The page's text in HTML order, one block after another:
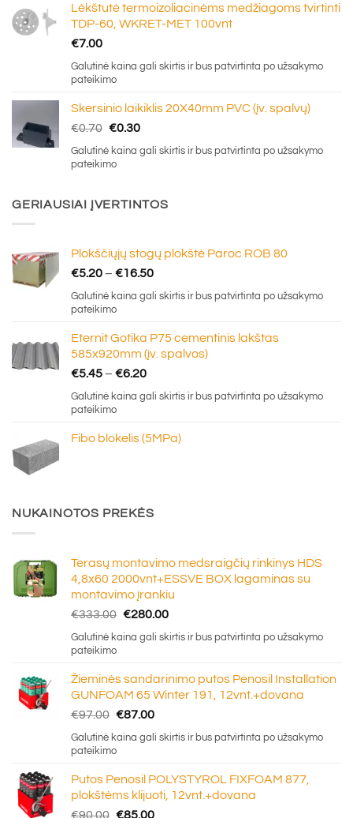
Lėkštutė termoizoliacinėms medžiagoms tvirtinti
TDP-60, WKRET-MET 100vnt
€7.00
Galutinė kaina gali skirtis ir bus patvirtinta po užsakymo
pateikimo
Skersinio laikiklis 20X40mm PVC (įv. spalvų)
€0.70 Original
price
was:
€0.30Current
price
is:
Galutinė kaina gali skirtis ir bus patvirtinta po užsakymo
pateikimo
GERIAUSIAI ĮVERTINTOS
Plokščiųjų stogų plokštė Paroc ROB 80
€5.20 – €16.50Price
range:
€16.50
Galutinė kaina gali skirtis ir bus patvirtinta po užsakymo
pateikimo
Eternit Gotika P75 cementinis lakštas
585x920mm (įv. spalvos)
€5.45 – €6.20Price
range:
€6.20
Galutinė kaina gali skirtis ir bus patvirtinta po užsakymo
pateikimo
Fibo blokelis (5MPa)
NUKAINOTOS PREKĖS
Terasų montavimo medsraigčių rinkinys HDS
4,8x60 2000vnt+ESSVE BOX lagaminas su
montavimo įrankiu
€333.00 Original
price
was:
€280.00Current
price
Galutinė kaina gali skirtis ir bus patvirtinta po užsakymo
pateikimo
Žieminės sandarinimo putos Penosil Installation
GUNFOAM 65 Winter 191, 12vnt.+dovana
€97.00 Original
price
was:
€87.00Current
price
Galutinė kaina gali skirtis ir bus patvirtinta po užsakymo
pateikimo
Putos Penosil POLYSTYROL FIXFOAM 877,
plokštėms klijuoti, 12vnt.+dovana
€90.00 Original
€85.00Current